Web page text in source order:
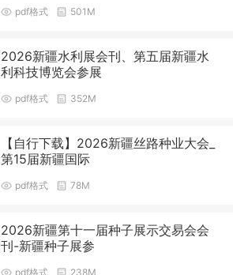
pdf格式 501M
2026新疆水利展会刊、第五届新疆水
利科技博览会参展
pdf格式 352M
【自行下载】2026新疆丝路种业大会_
第15届新疆国际
pdf格式 78M
2026新疆第十一届种子展示交易会会
刊-新疆种子展参
pdf格式 238M